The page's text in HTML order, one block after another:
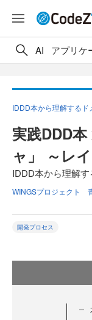
AI アプリケ
IDDD本から理解するド
実践DDD
ャ」 ～レ
IDDD本から理解
WINGSプロジェクト
開発プロセス